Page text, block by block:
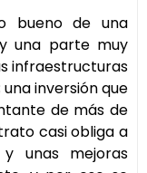
bueno de una
una parte muy
infraestructuras
inversión que
de más de
casi obliga a
unas mejoras